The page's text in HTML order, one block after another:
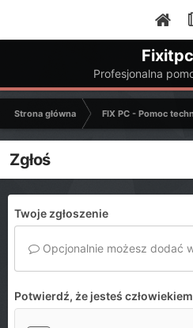
Profesjonalna
Strona główna FIX PC - Pomoc
Zgłoś
Twoje zgłoszenie
Opcjonalnie możesz dodać
Potwierdź, że jesteś człowiekiem